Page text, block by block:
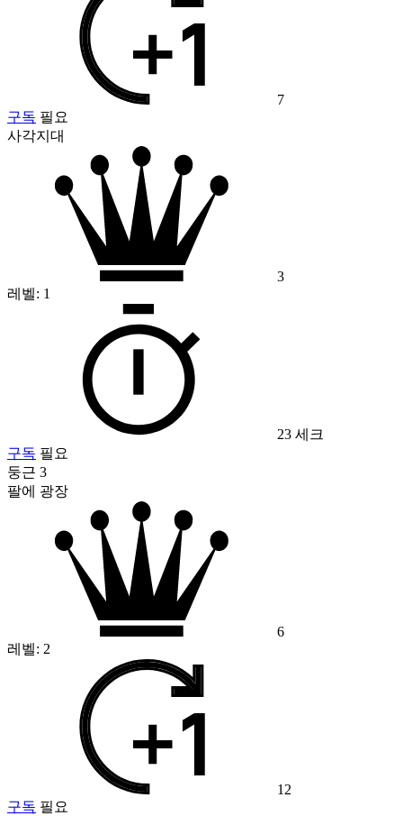
7
구독 필요
사각지대
3
레벨: 1
23 세크
구독 필요
둥근 3
팔에 광장
6
레벨: 2
12
구독 필요